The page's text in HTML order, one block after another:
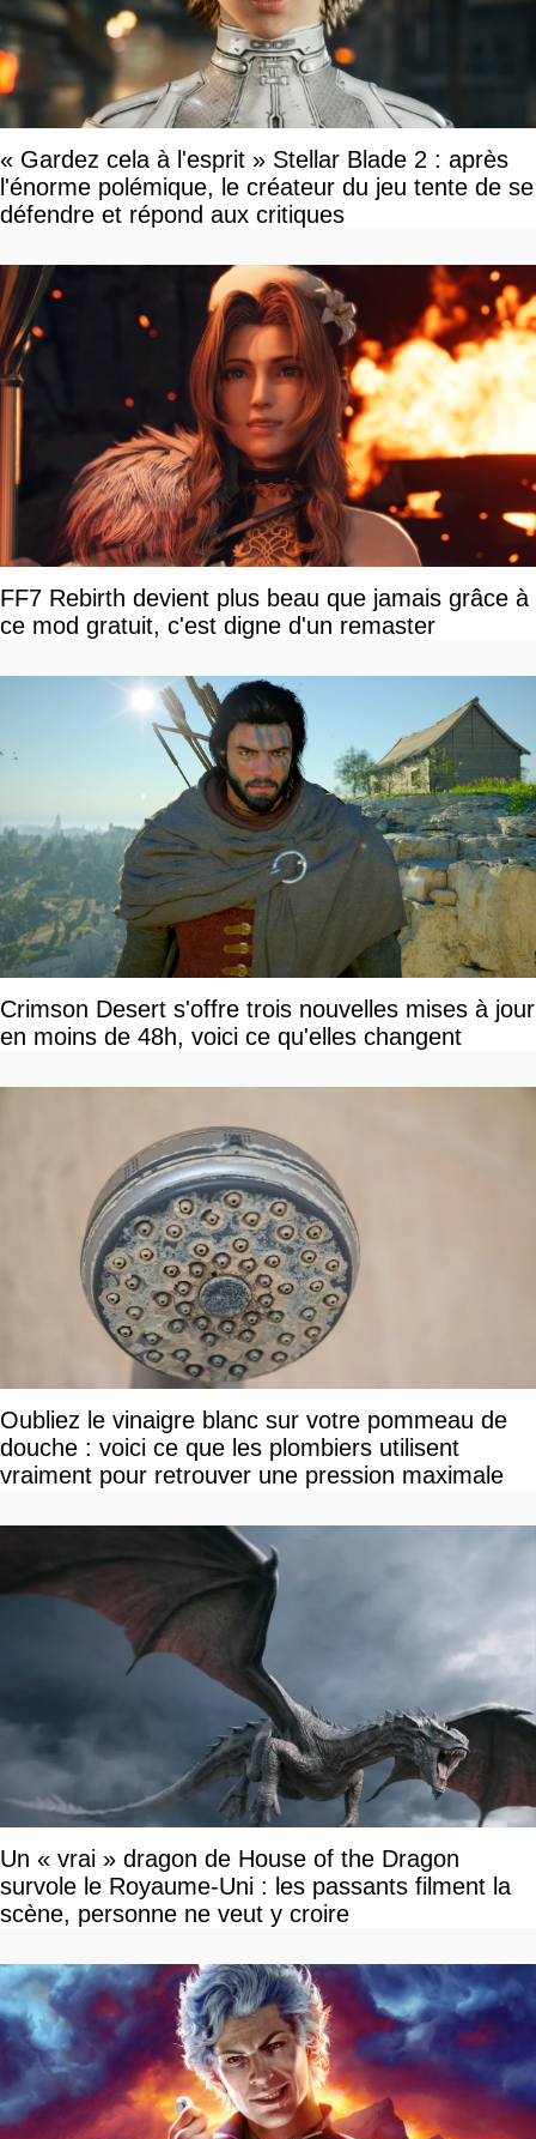
« Gardez cela à l'esprit » Stellar Blade 2 : après
l'énorme polémique, le créateur du jeu tente de se
défendre et répond aux critiques
FF7 Rebirth devient plus beau que jamais grâce à
ce mod gratuit, c'est digne d'un remaster
Crimson Desert s'offre trois nouvelles mises à jour
en moins de 48h, voici ce qu'elles changent
Oubliez le vinaigre blanc sur votre pommeau de
douche : voici ce que les plombiers utilisent
vraiment pour retrouver une pression maximale
Un « vrai » dragon de House of the Dragon
survole le Royaume-Uni : les passants filment la
scène, personne ne veut y croire